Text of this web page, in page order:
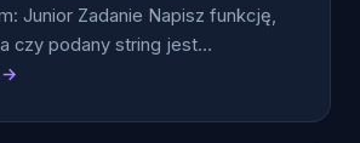
Junior Zadanie Napisz funkcję,
czy podany string jest…
→